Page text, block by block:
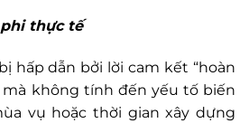
thực tế
hấp dẫn bởi lời cam kết “hoàn
không tính đến yếu tố biến
vụ hoặc thời gian xây dựng